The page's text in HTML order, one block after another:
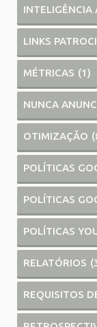
INTELIGÊNCIA
LINKS
MÉTRICAS (1)
NUNCA
OTIMIZAÇÃO
POLÍTICAS
POLÍTICAS
POLÍTICAS
RELATÓRIOS
REQUISITOS